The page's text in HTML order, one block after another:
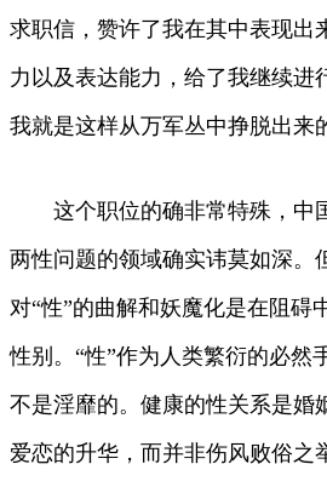
求职信，赞许了我在其中表现出
力以及表达能力，给了我继续进
我就是这样从万军丛中挣脱出来
这个职位的确非常特殊，中
两性问题的领域确实讳莫如深。
对“性”的曲解和妖魔化是在阻碍
性别。“性”作为人类繁衍的必然
不是淫靡的。健康的性关系是婚
爱恋的升华，而并非伤风败俗之